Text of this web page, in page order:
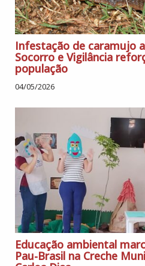
Infestação de caramujo
Socorro e Vigilância
população
04/05/2026
Educação ambiental
Pau-Brasil na Creche